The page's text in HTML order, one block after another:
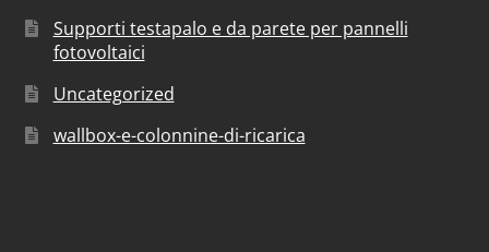
Supporti testapalo e da parete per pannelli
fotovoltaici
Uncategorized
wallbox-e-colonnine-di-ricarica